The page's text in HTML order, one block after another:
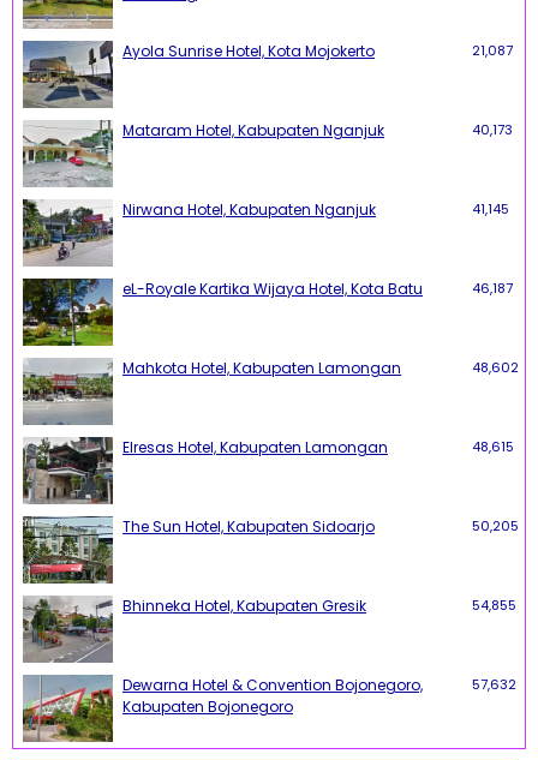
Ayola Sunrise Hotel, Kota Mojokerto 21,087
Mataram Hotel, Kabupaten Nganjuk 40,173
Nirwana Hotel, Kabupaten Nganjuk 41,145
eL-Royale Kartika Wijaya Hotel, Kota Batu 46,187
Mahkota Hotel, Kabupaten Lamongan 48,602
Elresas Hotel, Kabupaten Lamongan 48,615
The Sun Hotel, Kabupaten Sidoarjo 50,205
Bhinneka Hotel, Kabupaten Gresik 54,855
Dewarna Hotel & Convention Bojonegoro,
Kabupaten Bojonegoro
57,632